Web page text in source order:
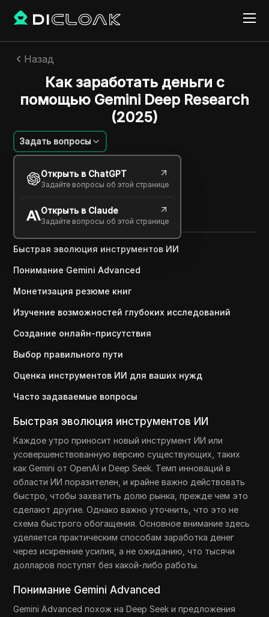
Назад
Как заработать деньги с
помощью Gemini Deep Research
(2025)
Задать вопросы
Открыть в ChatGPT
Задайте вопросы об этой странице
Открыть в Claude
Задайте вопросы об этой странице
Екатерина Иванова
06 мая 2025 2 минут
Copy Link
Быстрая эволюция инструментов ИИ
Понимание Gemini Advanced
Монетизация резюме книг
Изучение возможностей глубоких исследований
Создание онлайн-присутствия
Выбор правильного пути
Оценка инструментов ИИ для ваших нужд
Часто задаваемые вопросы
Быстрая эволюция инструментов ИИ
Каждое утро приносит новый инструмент ИИ или
усовершенствованную версию существующих, таких
как Gemini от OpenAI и Deep Seek. Темп инноваций в
области ИИ поразителен, и крайне важно действовать
быстро, чтобы захватить долю рынка, прежде чем это
сделают другие. Однако важно уточнить, что это не
схема быстрого обогащения. Основное внимание здесь
уделяется практическим способам заработка денег
через искренние усилия, а не ожиданию, что тысячи
долларов поступят без какой-либо работы.
Понимание Gemini Advanced
Gemini Advanced похож на Deep Seek и предложения